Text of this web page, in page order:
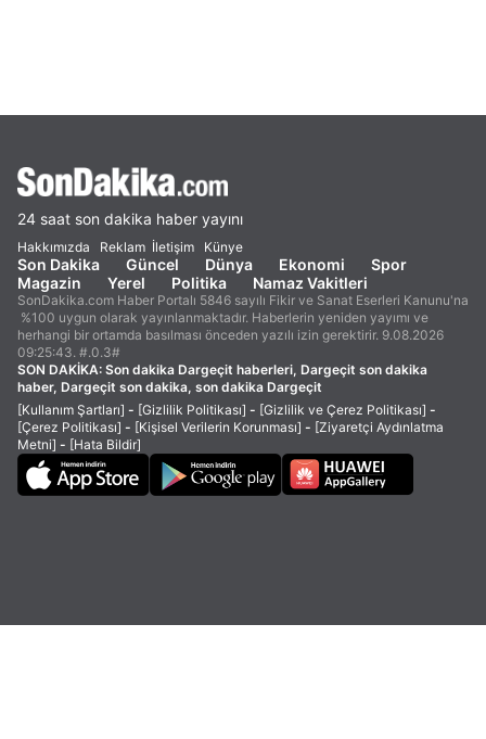
24 saat son dakika haber yayını
Hakkımızda Reklam İletişim Künye
Son Dakika Güncel Dünya Ekonomi
Spor
Magazin
Yerel Politika Namaz Vakitleri
SonDakika.com Haber Portalı 5846 sayılı Fikir ve Sanat Eserleri Kanunu'na
%100 uygun olarak yayınlanmaktadır. Haberlerin yeniden yayımı ve
herhangi bir ortamda basılması önceden yazılı izin gerektirir. 9.08.2026
09:25:43. #.0.3#
SON DAKİKA: Son dakika Dargeçit haberleri, Dargeçit son dakika
haber, Dargeçit son dakika, son dakika Dargeçit
[Kullanım Şartları] - [Gizlilik Politikası] - [Gizlilik ve Çerez Politikası] -
[Çerez Politikası] - [Kişisel Verilerin Korunması] - [Ziyaretçi Aydınlatma
Metni] - [Hata Bildir]